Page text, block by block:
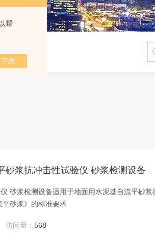
帮
砂浆抗冲击性试验仪 砂浆检测设备
砂浆检测设备适用于地面用水泥基自流平砂
砂浆》的标准要求
访问量：568